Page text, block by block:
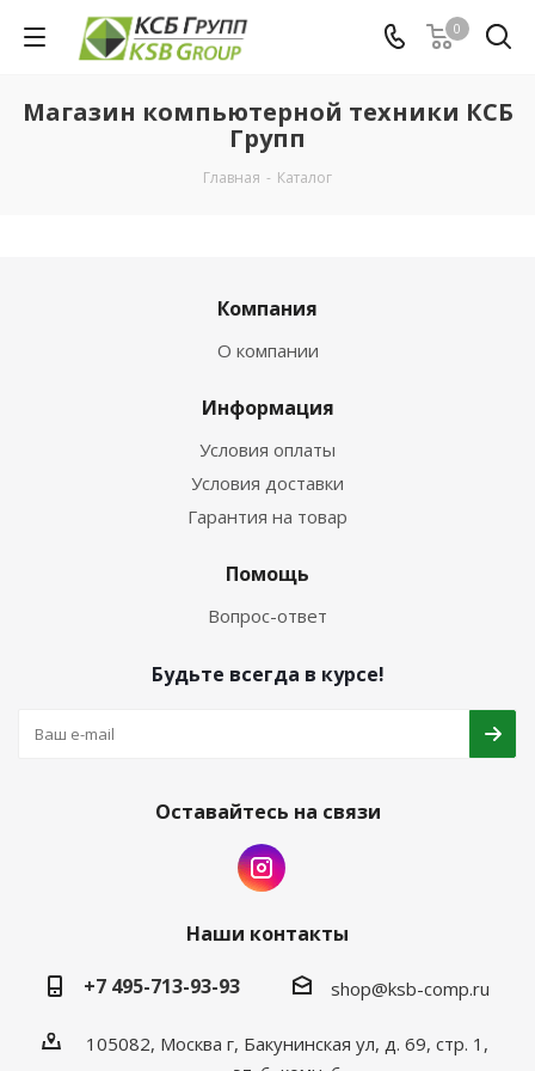
0
Магазин компьютерной техники КСБ
Групп
Главная - Каталог
Компания
О компании
Информация
Условия оплаты
Условия доставки
Гарантия на товар
Помощь
Вопрос-ответ
Будьте всегда в курсе!
Оставайтесь на связи
Наши контакты
+7 495-713-93-93
shop@ksb-comp.ru
105082, Москва г, Бакунинская ул, д. 69, стр. 1,